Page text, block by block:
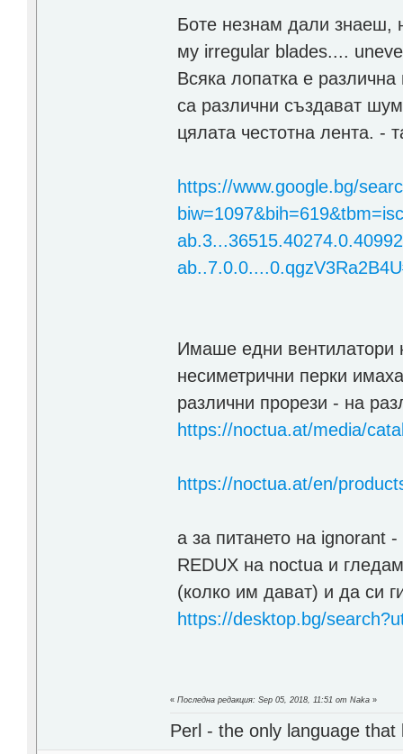
Боте незнам дали знаеш,
му irregular blades....
Всяка лопатка е
са различни създават
цялата честотна лента. -
https://www.google.bg/
Имаше едни вентилатори
несиметрични перки
различни прорези - на
https://noctua.at/media/
https://noctua.at/en/
а за питането на ignorant
REDUX на noctua и
(колко им дават) и да си
https://desktop.bg/
«Последна редакция: Sep 05, 2018, 11:51 от Naka »
Perl - the only language